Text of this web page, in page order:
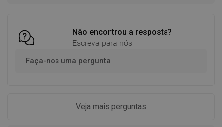
Não encontrou a resposta?
Escreva para nós
Faça-nos uma pergunta
Veja mais perguntas